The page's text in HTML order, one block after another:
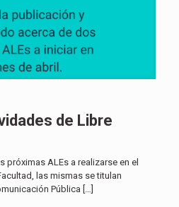
de Libre
próximas ALEs a realizarse en el
las mismas se titulan
Pública […]